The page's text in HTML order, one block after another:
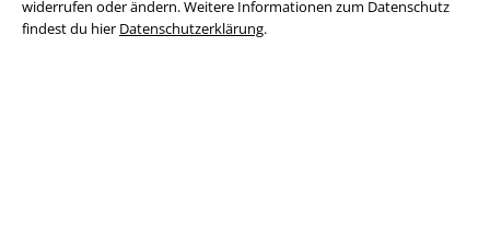
widerrufen oder ändern. Weitere Informationen zum Datenschutz
findest du hier Datenschutzerklärung.
Datenschutz